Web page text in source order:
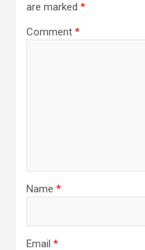
are marked *
Comment *
Name *
Email *